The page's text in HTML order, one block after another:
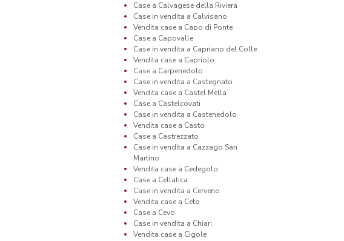
Case a Calvagese della Riviera
Case in vendita a Calvisano
Vendita case a Capo di Ponte
Case a Capovalle
Case in vendita a Capriano del Colle
Vendita case a Capriolo
Case a Carpenedolo
Case in vendita a Castegnato
Vendita case a Castel Mella
Case a Castelcovati
Case in vendita a Castenedolo
Vendita case a Casto
Case a Castrezzato
Case in vendita a Cazzago San
Martino
Vendita case a Cedegolo
Case a Cellatica
Case in vendita a Cerveno
Vendita case a Ceto
Case a Cevo
Case in vendita a Chiari
Vendita case a Cigole